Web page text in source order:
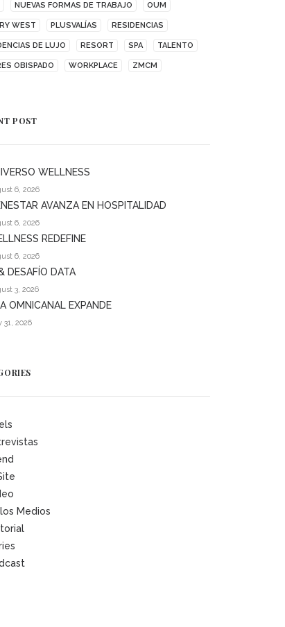
NUEVAS FORMAS DE TRABAJO OUM
WEST PLUSVALÍAS RESIDENCIAS
DE LUJO RESORT SPA TALENTO
OBISPADO WORKPLACE ZMCM
POST
WELLNESS
6, 2026
AVANZA EN HOSPITALIDAD
6, 2026
REDEFINE
6, 2026
DESAFÍO DATA
3, 2026
OMNICANAL EXPANDE
31, 2026
los Medios